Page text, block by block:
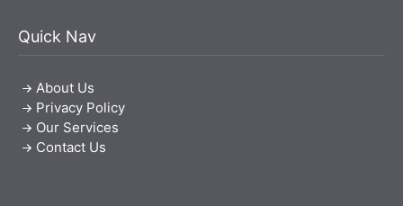
Quick Nav
About Us
Privacy Policy
Our Services
Contact Us